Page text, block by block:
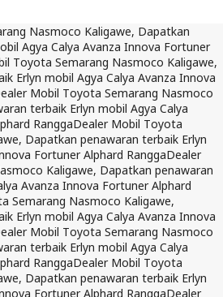
Nasmoco Kaligawe, Dapatkan
Agya Calya Avanza Innova Fortuner
Toyota Semarang Nasmoco Kaligawe,
Erlyn mobil Agya Calya Avanza Innova
Mobil Toyota Semarang Nasmoco
terbaik Erlyn mobil Agya Calya
RanggaDealer Mobil Toyota
Dapatkan penawaran terbaik Erlyn
Fortuner Alphard RanggaDealer
Kaligawe, Dapatkan penawaran
Avanza Innova Fortuner Alphard
Semarang Nasmoco Kaligawe,
Erlyn mobil Agya Calya Avanza Innova
Mobil Toyota Semarang Nasmoco
terbaik Erlyn mobil Agya Calya
RanggaDealer Mobil Toyota
Dapatkan penawaran terbaik Erlyn
Fortuner Alphard RanggaDealer